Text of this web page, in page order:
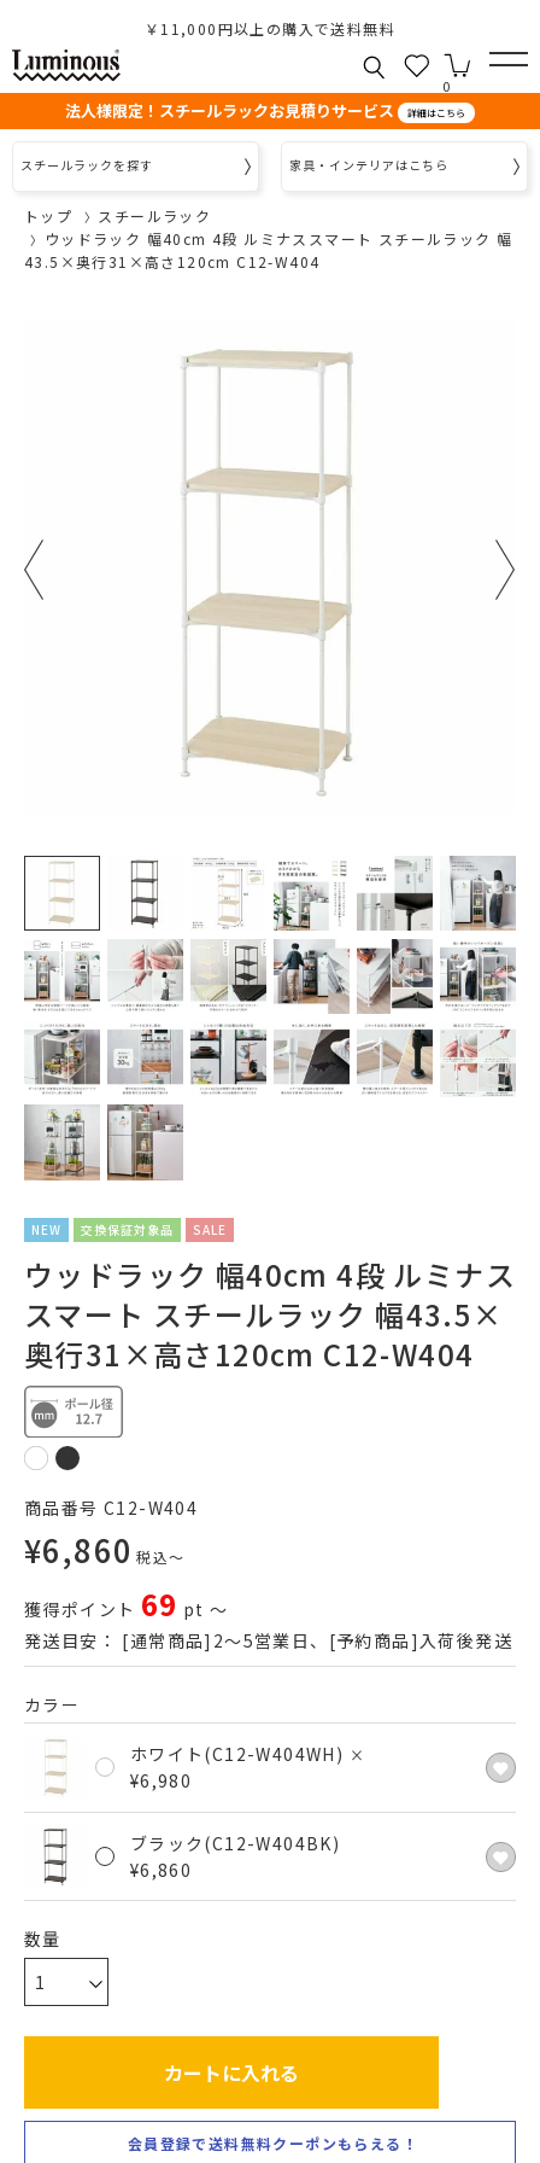
￥11,000円以上の購入で送料無料
0
法人様限定！スチールラックお見積りサービス 詳細はこちら
スチールラックを探す 家具・インテリアはこちら
トップ
スチールラック
ウッドラック 幅40cm 4段 ルミナススマート スチールラック 幅
43.5×奥行31×高さ120cm C12-W404
NEW 交換保証対象品 SALE
ウッドラック 幅40cm 4段 ルミナス
スマート スチールラック 幅43.5×
奥行31×高さ120cm C12-W404
商品番号 C12-W404
¥6,860 税込〜
獲得ポイント 69 pt 〜
発送目安： [通常商品]2～5営業日、[予約商品]入荷後発送
カラー
ホワイト(C12-W404WH) ×
¥6,980
ブラック(C12-W404BK)
¥6,860
カートに入れる
会員登録で送料無料クーポンもらえる！